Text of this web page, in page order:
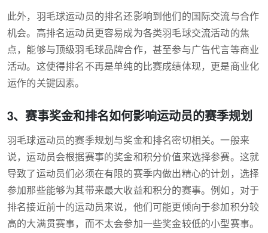
此外，羽毛球运动员的排名还影响到他们的国际交流与合作
机会。高排名运动员更容易成为各类羽毛球交流活动的焦
点，能够与顶级羽毛球品牌合作，甚至参与广告代言等商业
活动。这使得排名不再是单纯的比赛成绩体现，更是商业化
运作的关键因素。
3、赛事奖金和排名如何影响运动员的赛季规划
羽毛球运动员的赛季规划与奖金和排名密切相关。一般来
说，运动员会根据赛事的奖金和积分价值来选择参赛。这就
导致了运动员们必须在有限的赛季内做出精心的计划，选择
参加那些能够为其带来最大收益和积分的赛事。例如，对于
排名接近前十的运动员来说，他们可能更倾向于参加积分较
高的大满贯赛事，而不太会参加一些奖金较低的小型赛事。